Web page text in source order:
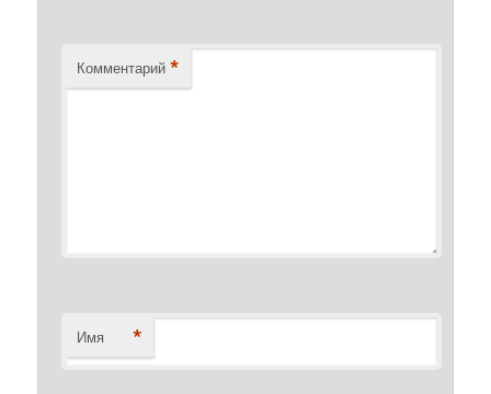
Комментарий *
Имя *